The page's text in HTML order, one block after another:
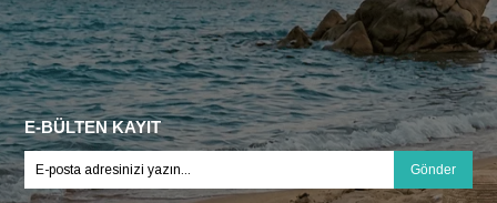
E-BÜLTEN KAYIT
Gönder